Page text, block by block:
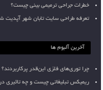
خطرات جراحی ترمیمی بینی چیست؟
تعرفه طراحی سایت تابان شهر آپدیت
آخرین آلبوم ها
چرا توری‌های فلزی این‌قدر پرکاربردند؟
ریمیکس تبلیغاتی چیست و چه تاثیری